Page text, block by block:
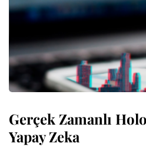
Gerçek Zamanlı
Yapay Zeka